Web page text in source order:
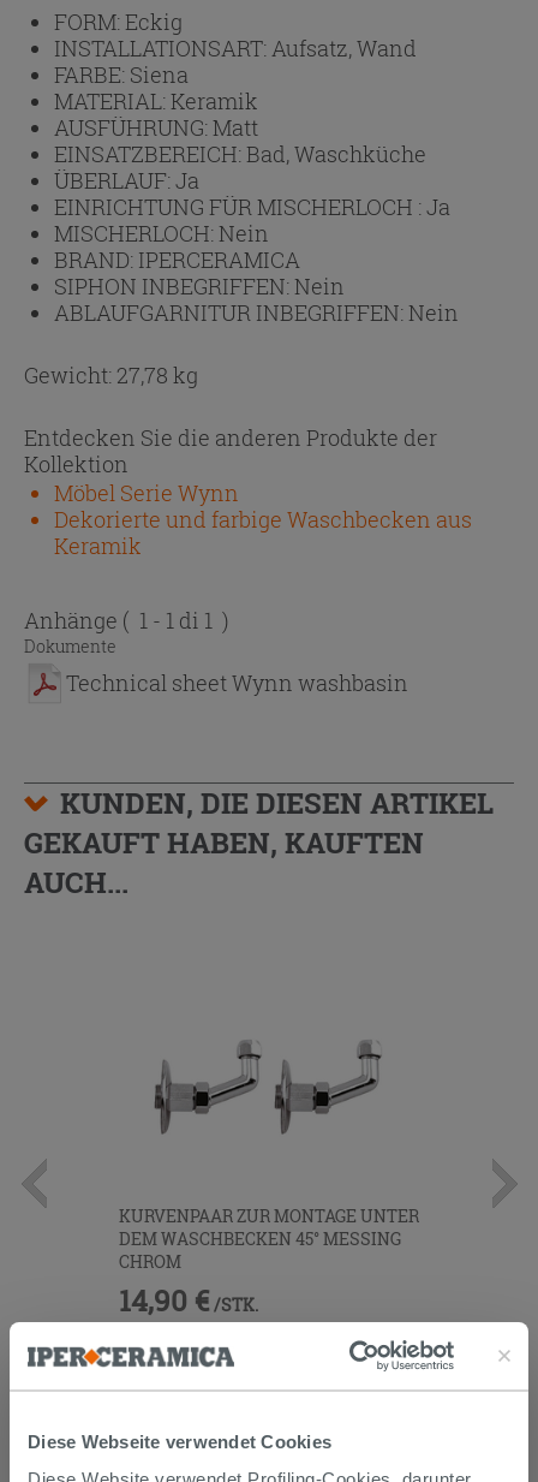
Diese Webseite verwendet Cookies
FORM:Eckig
INSTALLATIONSART: Aufsatz, Wand
FARBE: Siena
MATERIAL:Keramik
AUSFÜHRUNG:Matt
EINSATZBEREICH:Bad, Waschküche
ÜBERLAUF:Ja
EINRICHTUNG FÜR MISCHERLOCH :Ja
MISCHERLOCH:Nein
BRAND: IPERCERAMICA
SIPHON INBEGRIFFEN:Nein
ABLAUFGARNITUR INBEGRIFFEN:Nein
Gewicht: 27,78 kg
Entdecken Sie die anderen Produkte der
Kollektion
Möbel Serie Wynn
Dekorierte und farbige Waschbecken aus
Keramik
Anhänge ( 1 - 1 di 1 )
Dokumente
Technical sheet Wynn washbasin
KUNDEN, DIE DIESEN ARTIKEL
GEKAUFT HABEN, KAUFTEN
AUCH...
KURVENPAAR ZUR MONTAGE UNTER
DEM WASCHBECKEN 45° MESSING
CHROM
14,90 € /STK.
IN DEN WARENKORB LEGEN